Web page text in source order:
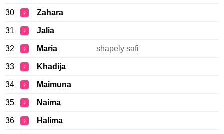
30 ♀ Zahara
31 ♀ Jalia
32 ♀ Maria shapely safi
33 ♀ Khadija
34 ♀ Maimuna
35 ♀ Naima
36 ♀ Halima